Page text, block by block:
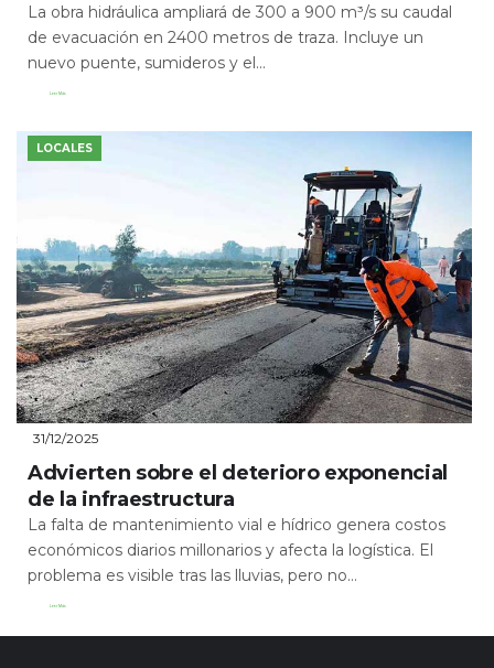
La obra hidráulica ampliará de 300 a 900 m³/s su caudal
de evacuación en 2400 metros de traza. Incluye un
nuevo puente, sumideros y el...
Leer Más
LOCALES
31/12/2025
Advierten sobre el deterioro exponencial
de la infraestructura
La falta de mantenimiento vial e hídrico genera costos
económicos diarios millonarios y afecta la logística. El
problema es visible tras las lluvias, pero no...
Leer Más